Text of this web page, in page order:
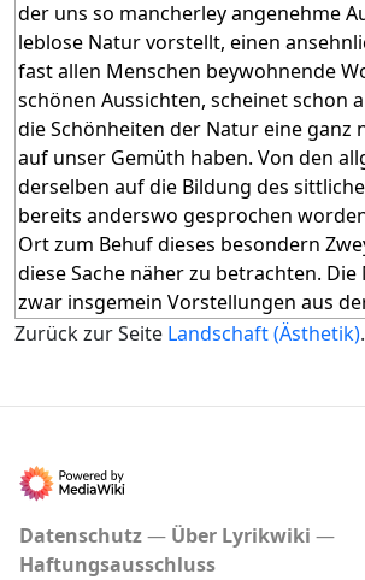
Zurück zur Seite Landschaft (Ästhetik).
Datenschutz
Über Lyrikwiki
Haftungsausschluss